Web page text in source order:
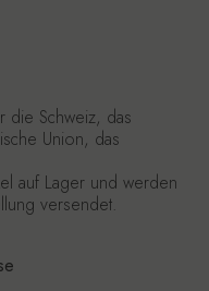
die Schweiz, das
Union, das
auf Lager und werden
versendet.